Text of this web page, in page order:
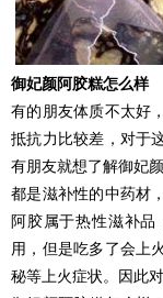
御妃颜阿胶糕怎么样
有的朋友体质不太好
抵抗力比较差，对于
有朋友就想了解御妃
都是滋补性的中药材
阿胶属于热性滋补
用，但是吃多了会上
秘等上火症状。因此